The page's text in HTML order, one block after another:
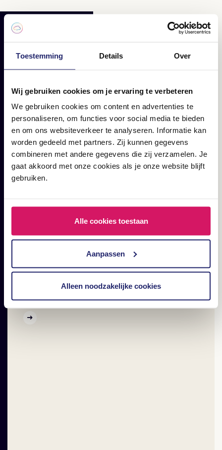
Toestemming Details Over
Wij gebruiken cookies om je ervaring te verbeteren
We gebruiken cookies om content en advertenties te
personaliseren, om functies voor social media te bieden
en om ons websiteverkeer te analyseren. Informatie kan
worden gedeeld met partners. Zij kunnen gegevens
combineren met andere gegevens die zij verzamelen. Je
gaat akkoord met onze cookies als je onze website blijft
gebruiken.
Alle cookies toestaan
Aanpassen
Alleen noodzakelijke cookies
Lees hier jouw dagelijkse
blogs, cases en artikelen.
STRATEGIE
Jouw merk opbouwen
met storytelling